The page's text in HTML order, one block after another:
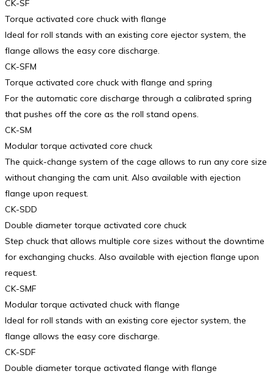
CK-SF
Torque activated core chuck with flange
Ideal for roll stands with an existing core ejector system, the
flange allows the easy core discharge.
CK-SFM
Torque activated core chuck with flange and spring
For the automatic core discharge through a calibrated spring
that pushes off the core as the roll stand opens.
CK-SM
Modular torque activated core chuck
The quick-change system of the cage allows to run any core size
without changing the cam unit. Also available with ejection
flange upon request.
CK-SDD
Double diameter torque activated core chuck
Step chuck that allows multiple core sizes without the downtime
for exchanging chucks. Also available with ejection flange upon
request.
CK-SMF
Modular torque activated chuck with flange
Ideal for roll stands with an existing core ejector system, the
flange allows the easy core discharge.
CK-SDF
Double diameter torque activated flange with flange